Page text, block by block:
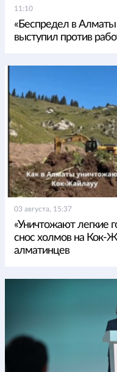
11:10
«Беспредел в
выступил против
03 августа, 15:37
«Уничтожают легкие
снос холмов на Кок-
алматинцев